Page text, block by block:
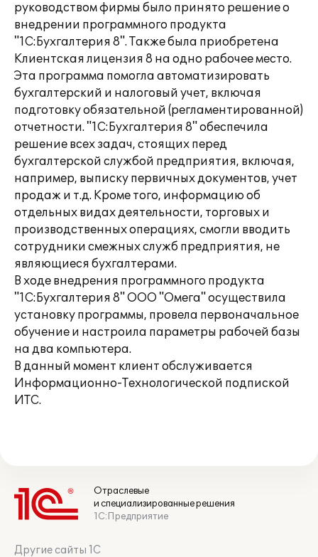
руководством фирмы было принято решение о
внедрении программного продукта
"1С:Бухгалтерия 8". Также была приобретена
Клиентская лицензия 8 на одно рабочее место.
Эта программа помогла автоматизировать
бухгалтерский и налоговый учет, включая
подготовку обязательной (регламентированной)
отчетности. "1С:Бухгалтерия 8" обеспечила
решение всех задач, стоящих перед
бухгалтерской службой предприятия, включая,
например, выписку первичных документов, учет
продаж и т.д. Кроме того, информацию об
отдельных видах деятельности, торговых и
производственных операциях, смогли вводить
сотрудники смежных служб предприятия, не
являющиеся бухгалтерами.
В ходе внедрения программного продукта
"1С:Бухгалтерия 8" ООО "Омега" осуществила
установку программы, провела первоначальное
обучение и настроила параметры рабочей базы
на два компьютера.
В данный момент клиент обслуживается
Информационно-Технологической подпиской
ИТС.
Отраслевые
и специализированные решения
1С:Предприятие
Другие сайты 1С